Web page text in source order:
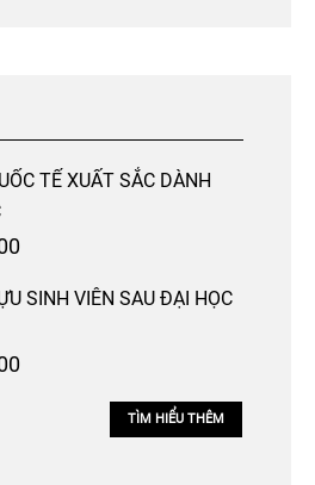
TẾ XUẤT SẮC DÀNH
SINH VIÊN SAU ĐẠI HỌC
TÌM HIỂU THÊM